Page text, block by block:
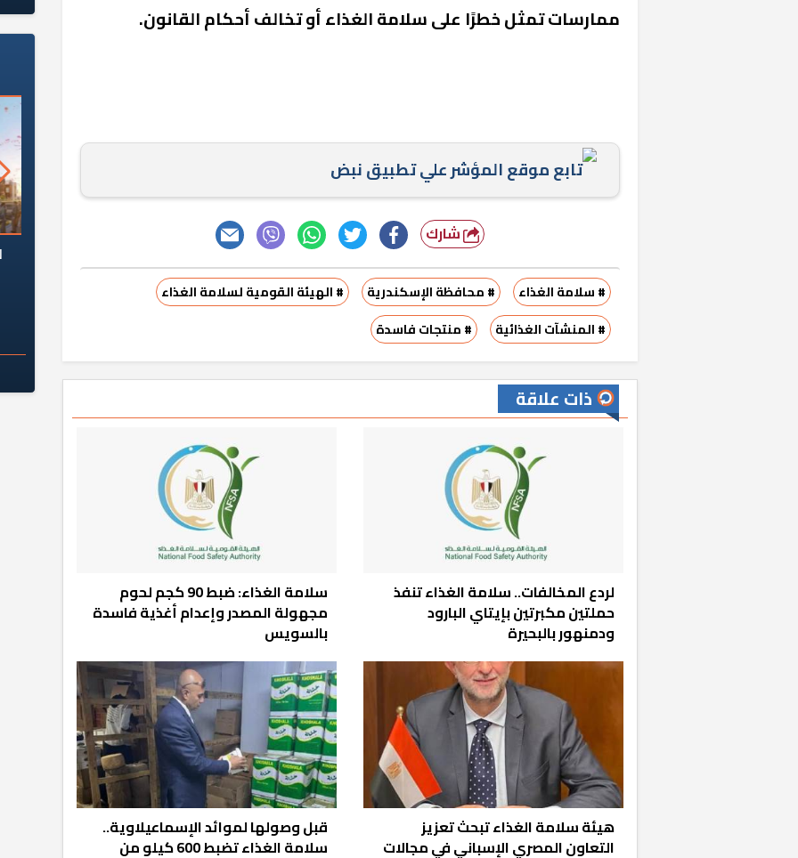
ممارسات تمثل خطرًا على سلامة الغذاء أو تخالف أحكام القانون.
تابع موقع المؤشر علي تطبيق نبض
شارك
# سلامة الغذاء # محافظة الإسكندرية
# الهيئة القومية لسلامة الغذاء
# المنشآت الغذائية
# منتجات فاسدة
ذات علاقة
لردع المخالفات.. سلامة الغذاء تنفذ
حملتين مكبرتين بإيتاي البارود
ودمنهور بالبحيرة
سلامة الغذاء: ضبط 90 كجم لحوم
مجهولة المصدر وإعدام أغذية فاسدة
بالسويس
هيئة سلامة الغذاء تبحث تعزيز
التعاون المصري الإسباني في مجالات
قبل وصولها لموائد الإسماعيلاوية..
سلامة الغذاء تضبط 600 كيلو من
«المؤشر» يطرح السؤال الصعب: هل
كان اختيار خريج معهد العاشر من
رمضان وزيرًا للإسكان قرارًا صائبًا؟
لماذا تخالف الشركات العقارية
تعليمات الرئيس السيسي؟